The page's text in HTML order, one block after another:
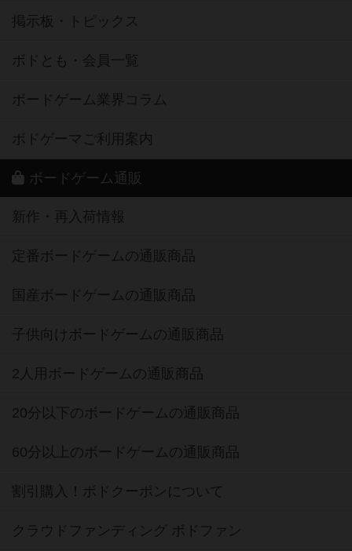
掲示板・トピックス
ボドとも・会員一覧
ボードゲーム業界コラム
ボドゲーマご利用案内
ボードゲーム通販
新作・再入荷情報
定番ボードゲームの通販商品
国産ボードゲームの通販商品
子供向けボードゲームの通販商品
2人用ボードゲームの通販商品
20分以下のボードゲームの通販商品
60分以上のボードゲームの通販商品
割引購入！ボドクーポンについて
クラウドファンディング ボドファン